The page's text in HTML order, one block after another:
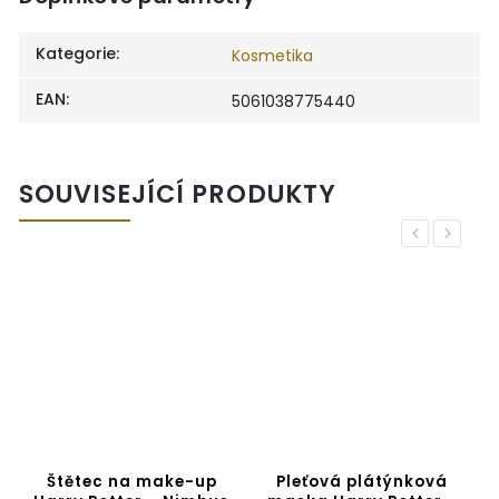
Kategorie:
Kosmetika
EAN: 5061038775440
SOUVISEJÍCÍ PRODUKTY
Previous
Štětec na make-up
Pleťová plátýnková
Next